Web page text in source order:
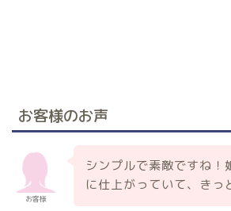
お客様のお声
お客様
シンプルで素敵ですね！
に仕上がっていて、きっ